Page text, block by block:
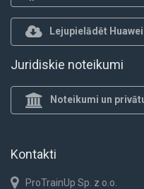
Juridiskie noteikumi
Kontakti
ProTrainUp Sp. z o.o.